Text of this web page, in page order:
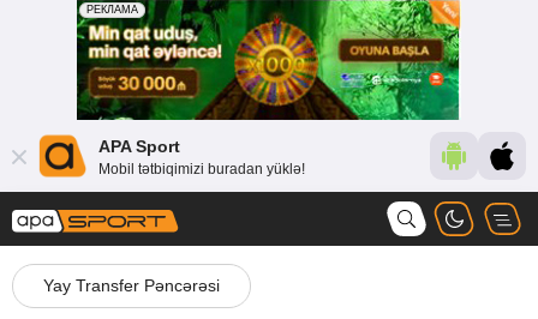
APA Sport
Mobil tətbiqimizi buradan yüklə!
Yay Transfer Pəncərəsi